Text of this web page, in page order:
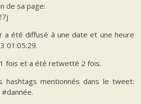
de sa page:
a été diffusé à une date et une heure
01:05:29.
fois et a été retwetté 2 fois.
hashtags mentionnés dans le tweet: